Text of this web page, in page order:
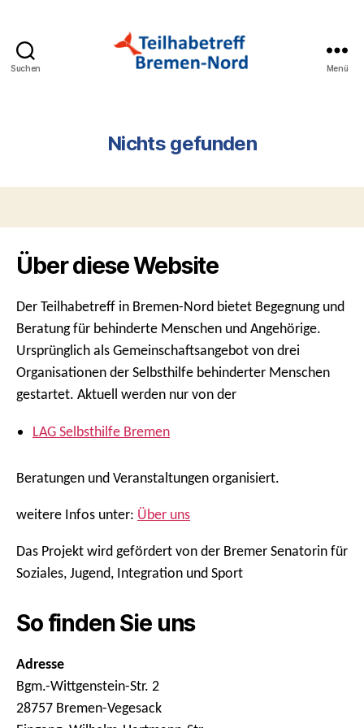
Suchen Menü
Nichts gefunden
Über diese Website
Der Teilhabetreff in Bremen-Nord bietet Begegnung und
Beratung für behinderte Menschen und Angehörige.
Ursprünglich als Gemeinschaftsangebot von drei
Organisationen der Selbsthilfe behinderter Menschen
gestartet. Aktuell werden nur von der
LAG Selbsthilfe Bremen
Beratungen und Veranstaltungen organisiert.
weitere Infos unter: Über uns
Das Projekt wird gefördert von der Bremer Senatorin für
Soziales, Jugend, Integration und Sport
So finden Sie uns
Adresse
Bgm.-Wittgenstein-Str. 2
28757 Bremen-Vegesack